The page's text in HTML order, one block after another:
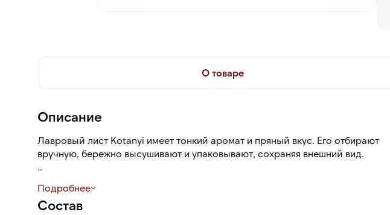
О товаре
Описание
Лавровый лист Kotanyi имеет тонкий аромат и пряный вкус. Его отбирают
вручную, бережно высушивают и упаковывают, сохраняя внешний вид.
блюд. Он один из обязательных ингредиентов для приготовления рассолов и
маринадов.
Подробнее
Состав